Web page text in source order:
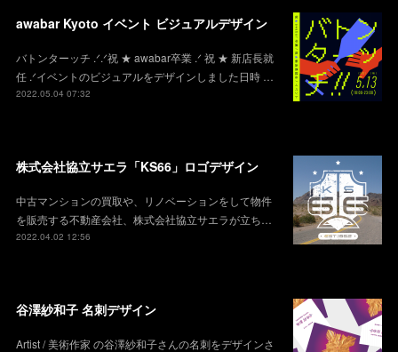
awabar Kyoto イベント ビジュアルデザイン
バトンターッチ .ᐟ.ᐟ祝 ★ awabar卒業 .ᐟ 祝 ★ 新店長就
任 .ᐟイベントのビジュアルをデザインしました日時 …
2022.05.04 07:32
株式会社協立サエラ「KS66」ロゴデザイン
中古マンションの買取や、リノベーションをして物件
を販売する不動産会社、株式会社協立サエラが立ち…
2022.04.02 12:56
谷澤紗和子 名刺デザイン
Artist / 美術作家 の谷澤紗和子さんの名刺をデザインさ